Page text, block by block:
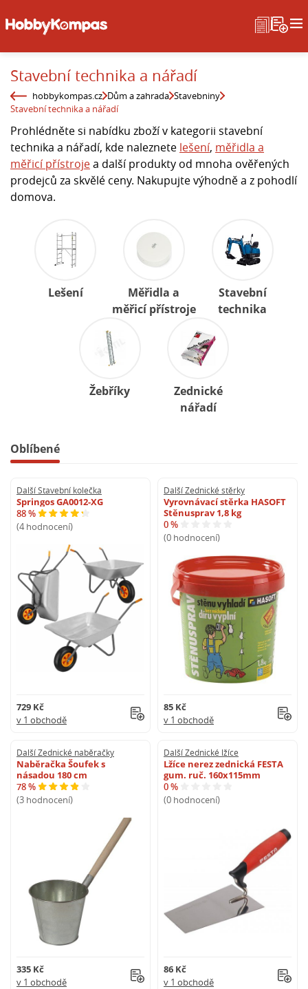
Stavební technika a nářadí
hobbykompas.cz Dům a zahrada Stavebniny
Stavební technika a nářadí
Prohlédněte si nabídku zboží v kategorii stavební
technika a nářadí, kde naleznete lešení, měřidla a
měřicí přístrojea další produkty od mnoha ověřených
prodejců za skvělé ceny. Nakupujte výhodně a z pohodlí
domova.
Lešení
Měřidla a
měřicí přístroje
Stavební
technika
Žebříky
Zednické
nářadí
Oblíbené
Další Stavební kolečka
Springos GA0012-XG
88 %
(4 hodnocení)
729 Kč
v 1 obchodě
Další Zednické stěrky
Vyrovnávací stěrka HASOFT
Stěnusprav 1,8 kg
0 %
(0 hodnocení)
85 Kč
v 1 obchodě
Další Zednické naběračky
Naběračka Šoufek s
násadou 180 cm
78 %
(3 hodnocení)
335 Kč
v 1 obchodě
Další Zednické lžíce
Lžíce nerez zednická FESTA
gum. ruč. 160x115mm
0 %
(0 hodnocení)
86 Kč
v 1 obchodě